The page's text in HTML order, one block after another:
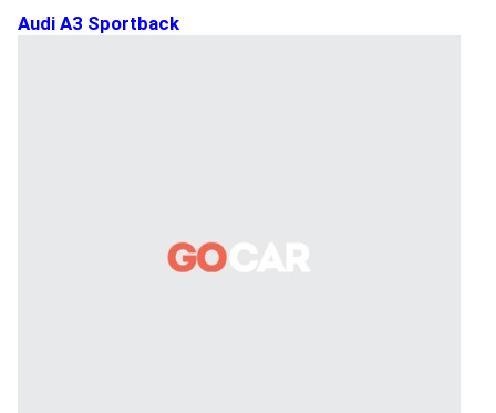
Audi A3 Sportback